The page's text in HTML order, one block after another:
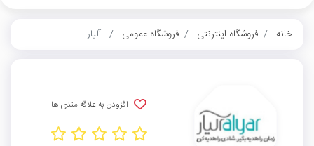
خانه فروشگاه اینترنتی فروشگاه عمومی آلیار
افزودن به علاقه مندی ها